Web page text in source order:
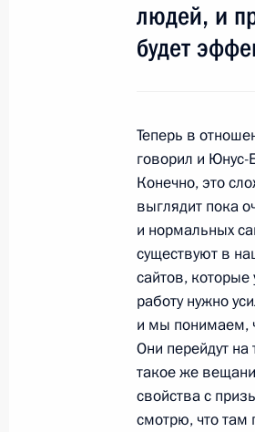
Выдержки из
школы №518
31 августа
Обращение к
31 августа 2009
и
31 августа 2009
людей, и
будет
Теперь в
говорил и
Конечно, это
выглядит пока
и нормальных
существуют в
сайтов, которые
работу нужно
и мы понимаем,
Они перейдут
такое же
свойства с
смотрю, что там